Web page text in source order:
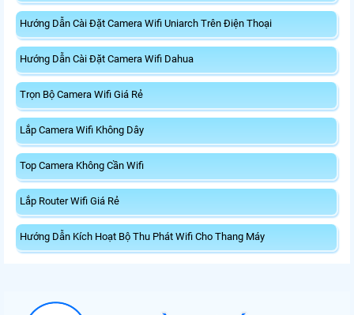
Hướng Dẫn Cài Đặt Camera Wifi Uniarch Trên Điện Thoại
Hướng Dẫn Cài Đặt Camera Wifi Dahua
Trọn Bộ Camera Wifi Giá Rẻ
Lắp Camera Wifi Không Dây
Top Camera Không Cần Wifi
Lắp Router Wifi Giá Rẻ
Hướng Dẫn Kích Hoạt Bộ Thu Phát Wifi Cho Thang Máy